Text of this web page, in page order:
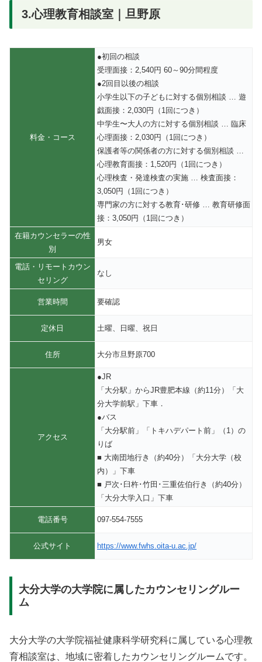
3.心理教育相談室｜旦野原
料金・コース
●初回の相談
受理面接：2,540円 60～90分間程度
●2回目以後の相談
小学生以下の子どもに対する個別相談 … 遊
戯面接：2,030円（1回につき）
中学生〜大人の方に対する個別相談 … 臨床
心理面接：2,030円（1回につき）
保護者等の関係者の方に対する個別相談 …
心理教育面接：1,520円（1回につき）
心理検査・発達検査の実施 … 検査面接：
3,050円（1回につき）
専門家の方に対する教育･研修 … 教育研修面
接：3,050円（1回につき）
在籍カウンセラーの性
別
男女
電話・リモートカウン
セリング
なし
営業時間 要確認
定休日 土曜、日曜、祝日
住所 大分市旦野原700
アクセス
●JR
「大分駅」からJR豊肥本線（約11分）「大
分大学前駅」下車．
●バス
「大分駅前」「トキハデパート前」（1）の
りば
■ 大南団地行き（約40分）「大分大学（校
内）」下車
■ 戸次･臼杵･竹田･三重佐伯行き（約40分）
「大分大学入口」下車
電話番号 097-554-7555
公式サイト https://www.fwhs.oita-u.ac.jp/
大分大学の大学院に属したカウンセリングルー
ム
大分大学の大学院福祉健康科学研究科に属している心理教
育相談室は、地域に密着したカウンセリングルームです。